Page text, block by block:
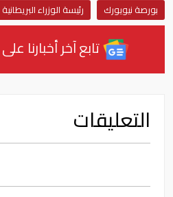
بورصة نيويورك
رئيسة الوزراء البريطانية
تابع آخر أخبارنا
التعليقات